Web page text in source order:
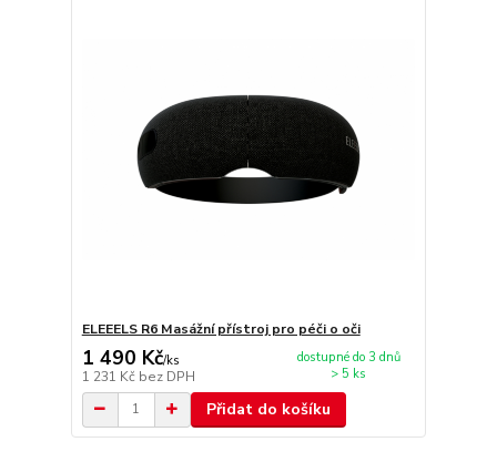
ELEEELS R6 Masážní přístroj pro péči o oči
1 490 Kč/ks
1 231 Kč bez DPH
dostupné do 3 dnů
> 5 ks
Přidat do košíku